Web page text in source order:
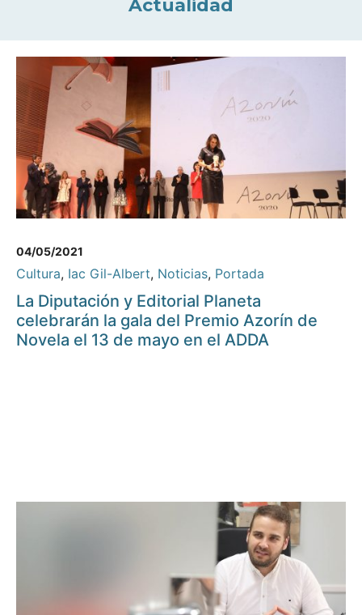
Actualidad
04/05/2021
Cultura, Iac Gil-Albert, Noticias, Portada
La Diputación y Editorial Planeta
celebrarán la gala del Premio Azorín de
Novela el 13 de mayo en el ADDA